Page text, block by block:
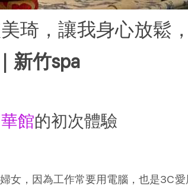
琦，讓我身心放鬆
新竹spa
館的初次體驗
女，因為工作常要用電腦，也是3C